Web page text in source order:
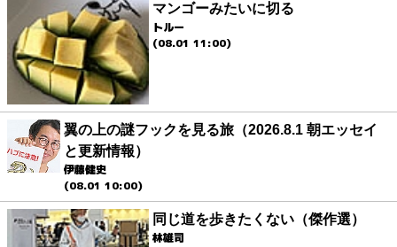
マンゴーみたいに切る
トルー
(08.01 11:00)
翼の上の謎フックを見る旅（2026.8.1 朝エッセイ
と更新情報）
伊藤健史
(08.01 10:00)
同じ道を歩きたくない（傑作選）
林雄司